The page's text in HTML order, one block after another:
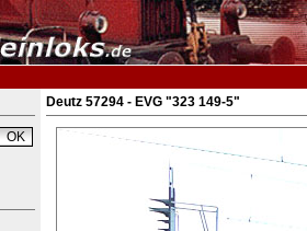
Deutz 57294 - EVG "323 149-5"